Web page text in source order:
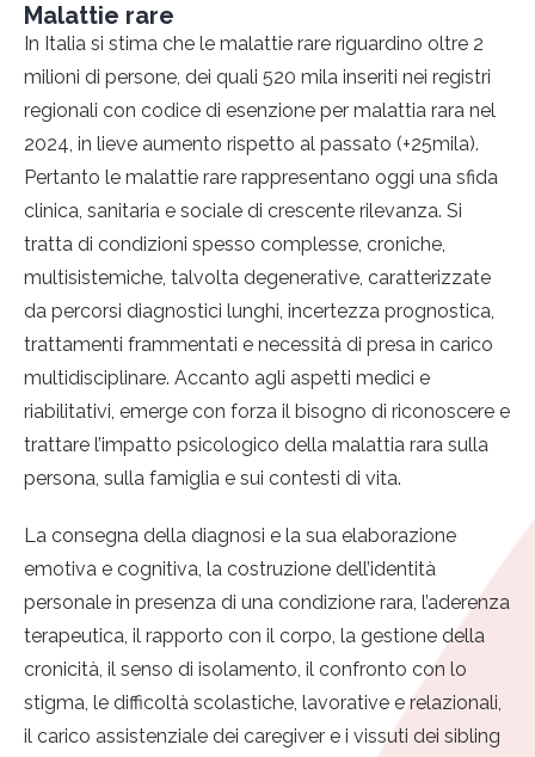
Malattie rare
In Italia si stima che le malattie rare riguardino oltre 2
milioni di persone, dei quali 520 mila inseriti nei registri
regionali con codice di esenzione per malattia rara nel
2024, in lieve aumento rispetto al passato (+25mila).
Pertanto le malattie rare rappresentano oggi una sfida
clinica, sanitaria e sociale di crescente rilevanza. Si
tratta di condizioni spesso complesse, croniche,
multisistemiche, talvolta degenerative, caratterizzate
da percorsi diagnostici lunghi, incertezza prognostica,
trattamenti frammentati e necessità di presa in carico
multidisciplinare. Accanto agli aspetti medici e
riabilitativi, emerge con forza il bisogno di riconoscere e
trattare l’impatto psicologico della malattia rara sulla
persona, sulla famiglia e sui contesti di vita.
La consegna della diagnosi e la sua elaborazione
emotiva e cognitiva, la costruzione dell’identità
personale in presenza di una condizione rara, l’aderenza
terapeutica, il rapporto con il corpo, la gestione della
cronicità, il senso di isolamento, il confronto con lo
stigma, le difficoltà scolastiche, lavorative e relazionali,
il carico assistenziale dei caregiver e i vissuti dei sibling